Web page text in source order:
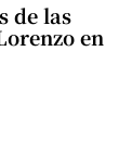
de las
en